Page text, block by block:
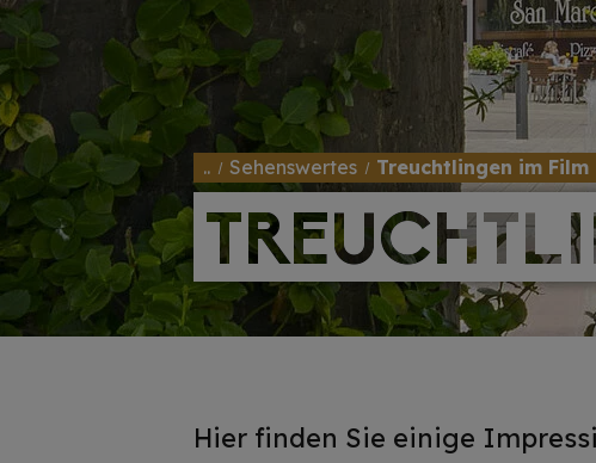
.. Sehenswertes Treuchtlingen im Film
Hier finden Sie einige